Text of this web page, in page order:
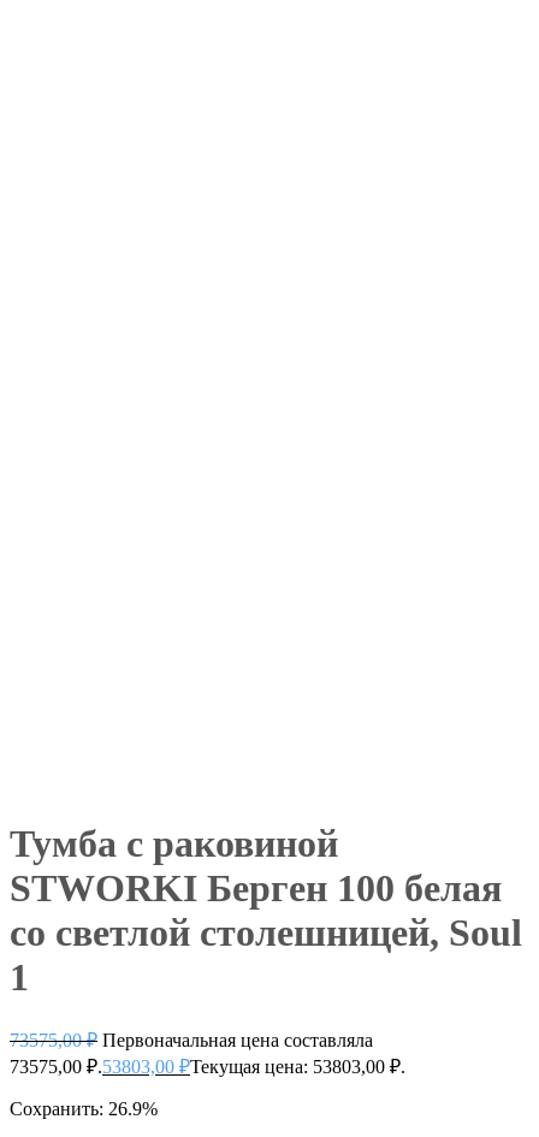
Тумба с раковиной
STWORKI Берген 100 белая
со светлой столешницей, Soul
1
73575,00₽ Первоначальная цена составляла
73575,00 ₽.53803,00 ₽Текущая цена: 53803,00 ₽.
Сохранить: 26.9%